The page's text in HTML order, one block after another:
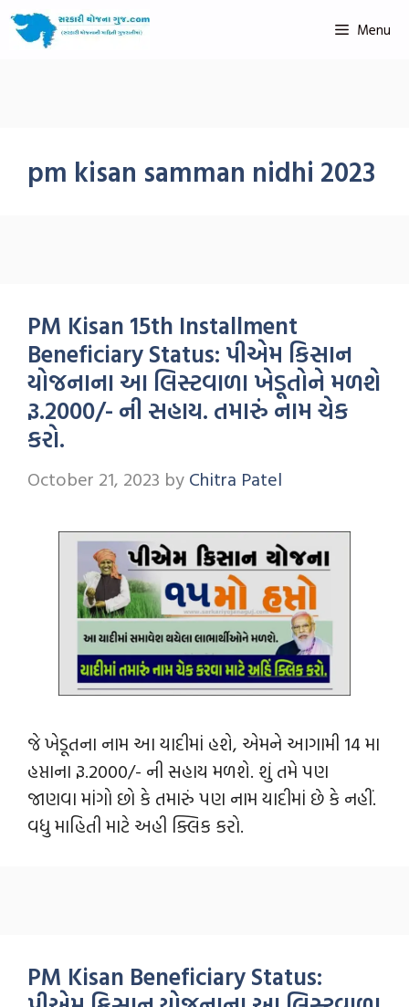
Menu
pm kisan samman nidhi 2023
PM Kisan 15th Installment
Beneficiary Status: પીએમ કિસાન
યોજનાના આ લિસ્ટવાળા ખેડૂતોને મળશે
રૂ.2000/- ની સહાય. તમારું નામ ચેક
કરો.
October 21, 2023 by Chitra Patel
જે ખેડૂતના નામ આ યાદીમાં હશે, એમને આગામી 14 મા
હપ્તાના રૂ.2000/- ની સહાય મળશે. શું તમે પણ
જાણવા માંગો છો કે તમારું પણ નામ યાદીમાં છે કે નહીં.
વધુ માહિતી માટે અહી ક્લિક કરો.
PM Kisan Beneficiary Status: